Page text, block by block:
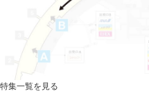
特集一覧を見る